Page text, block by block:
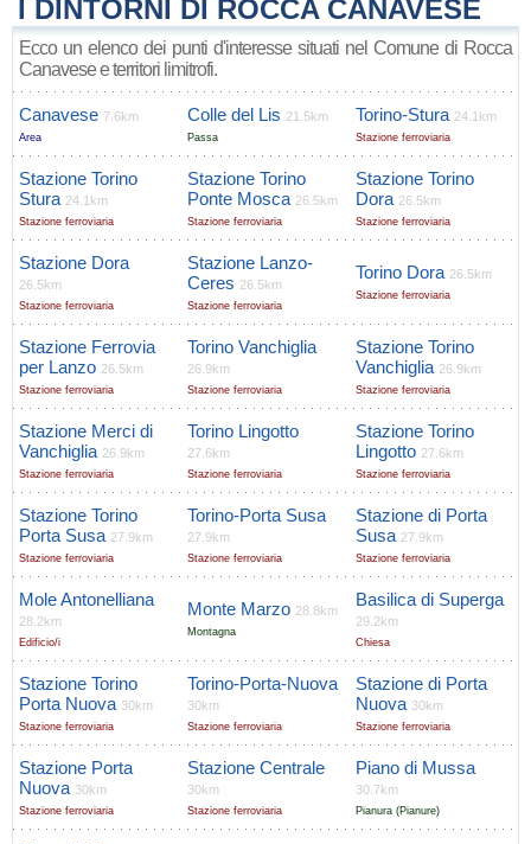
I DINTORNI DI ROCCA CANAVESE
Ecco un elenco dei punti d'interesse situati nel Comune di Rocca
Canavese e territori limitrofi.
Canavese 7.6km
Area
Colle del Lis 21.5km
Passa
Torino-Stura 24.1km
Stazione ferroviaria
Stazione Torino
Stura 24.1km
Stazione ferroviaria
Stazione Torino
Ponte Mosca 26.5km
Stazione ferroviaria
Stazione Torino
Dora 26.5km
Stazione ferroviaria
Stazione Dora
26.5km
Stazione ferroviaria
Stazione Lanzo-
Ceres 26.5km
Stazione ferroviaria
Torino Dora 26.5km
Stazione ferroviaria
Stazione Ferrovia
per Lanzo 26.5km
Stazione ferroviaria
Torino Vanchiglia
26.9km
Stazione ferroviaria
Stazione Torino
Vanchiglia 26.9km
Stazione ferroviaria
Stazione Merci di
Vanchiglia 26.9km
Stazione ferroviaria
Torino Lingotto
27.6km
Stazione ferroviaria
Stazione Torino
Lingotto 27.6km
Stazione ferroviaria
Stazione Torino
Porta Susa 27.9km
Stazione ferroviaria
Torino-Porta Susa
27.9km
Stazione ferroviaria
Stazione di Porta
Susa 27.9km
Stazione ferroviaria
Mole Antonelliana
28.2km
Edificio/i
Monte Marzo 28.8km
Montagna
Basilica di Superga
29.2km
Chiesa
Stazione Torino
Porta Nuova 30km
Stazione ferroviaria
Torino-Porta-Nuova
30km
Stazione ferroviaria
Stazione di Porta
Nuova 30km
Stazione ferroviaria
Stazione Porta
Nuova 30km
Stazione ferroviaria
Stazione Centrale
30km
Stazione ferroviaria
Piano di Mussa
30.7km
Pianura (Pianure)